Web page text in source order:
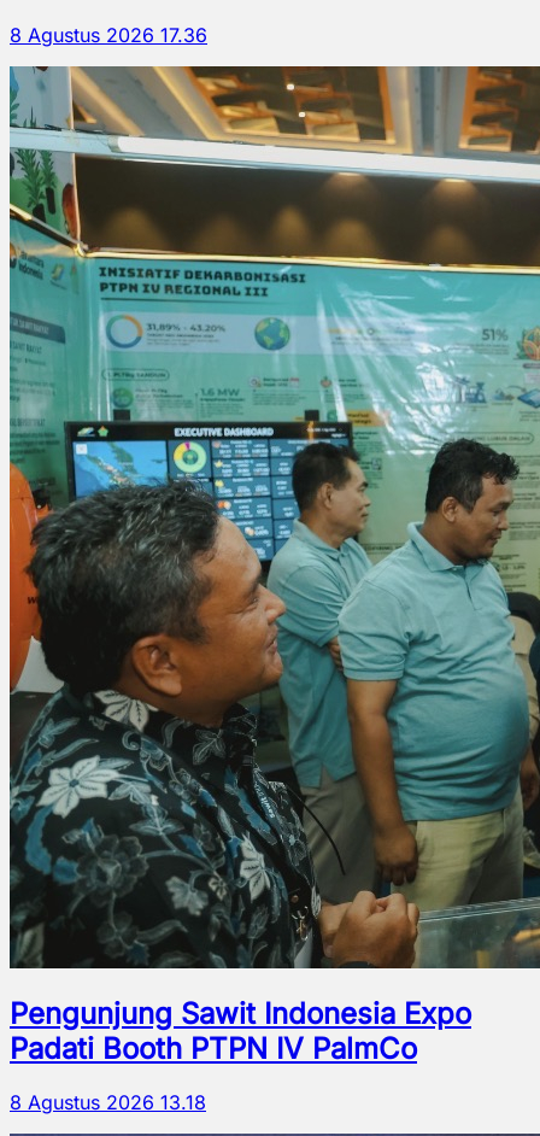
8 Agustus 2026 17.36
Pengunjung Sawit Indonesia Expo
Padati Booth PTPN IV PalmCo
8 Agustus 2026 13.18